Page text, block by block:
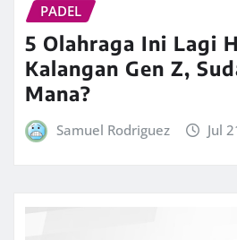
PADEL
5 Olahraga Ini Lagi
Kalangan Gen Z,
Mana?
Samuel Rodriguez Jul